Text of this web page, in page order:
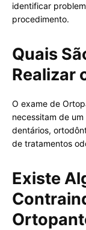
identificar
procedimento.
Quais
Realizar
O exame de
necessitam de
dentários,
de tratamentos
Existe